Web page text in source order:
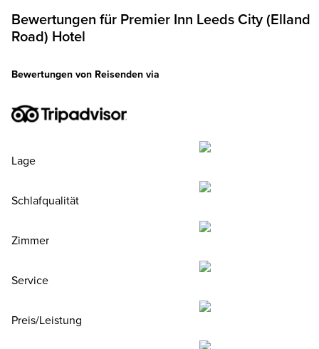
Bewertungen für Premier Inn Leeds City (Elland
Road) Hotel
Bewertungen von Reisenden via
Lage
Schlafqualität
Zimmer
Service
Preis/Leistung